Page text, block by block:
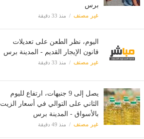
برس
غير مصنف منذ 33 دقيقة
اليوم، نظر الطعن على تعديلات
قانون الإيجار القديم - المدينة برس
غير مصنف منذ 33 دقيقة
يصل إلى 9 جنيهات، ارتفاع لليوم
الثاني على التوالي في أسعار الزيت
بالأسواق - المدينة برس
غير مصنف منذ 49 دقيقة